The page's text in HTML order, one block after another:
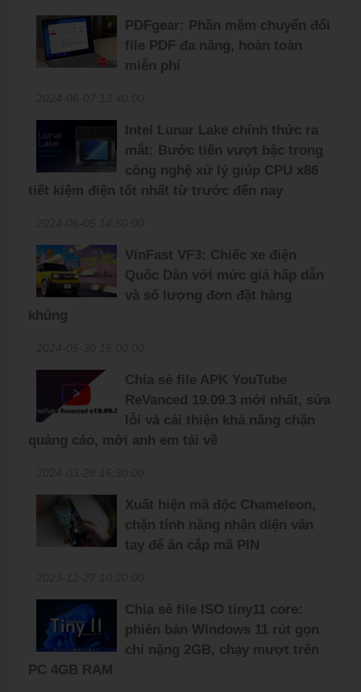
PDFgear: Phần mềm chuyển đổi
file PDF đa năng, hoàn toàn
miễn phí
Intel Lunar Lake chính thức ra
mắt: Bước tiến vượt bậc trong
công nghệ xử lý giúp CPU x86
tiết kiệm điện tốt nhất từ trước đến nay
VinFast VF3: Chiếc xe điện
Quốc Dân với mức giá hấp dẫn
và số lượng đơn đặt hàng
khủng
Chia sẻ file APK YouTube
ReVanced 19.09.3 mới nhất, sửa
lỗi và cải thiện khả năng chặn
quảng cáo, mời anh em tải về
Xuất hiện mã độc Chameleon,
chặn tính năng nhận diện vân
tay để ăn cắp mã PIN
Chia sẻ file ISO tiny11 core:
phiên bản Windows 11 rút gọn
chỉ nặng 2GB, chạy mượt trên
PC 4GB RAM